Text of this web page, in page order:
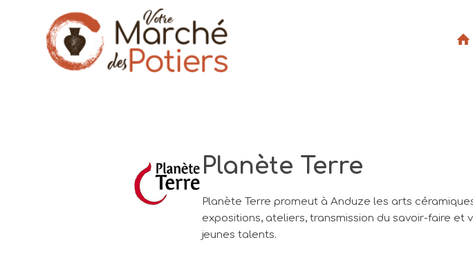
Planète Terre
Planète Terre promeut à Anduze les arts
expositions, ateliers, transmission du savoir-faire et
jeunes talents.